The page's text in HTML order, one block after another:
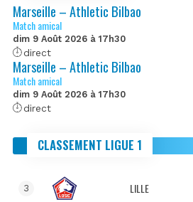
Marseille – Athletic Bilbao
Match amical
dim 9 Août 2026 à 17h30
direct
Marseille – Athletic Bilbao
Match amical
dim 9 Août 2026 à 17h30
direct
CLASSEMENT LIGUE 1
3 LILLE